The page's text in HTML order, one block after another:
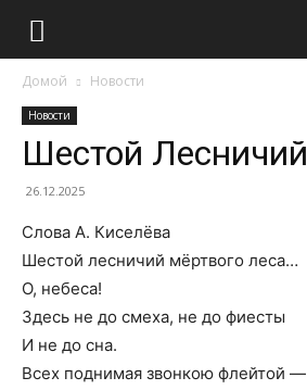
Домой Новости
Новости
Шестой Лесничий
26.12.2025
Слова А. Киселёва
Шестой лесничий мёртвого леса…
О, небеса!
Здесь не до смеха, не до фиесты
И не до сна.
Всех поднимая звонкою флейтой —